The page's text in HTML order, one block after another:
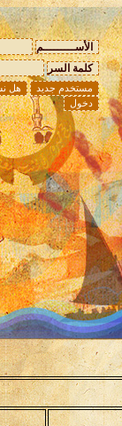
الأســـــــــم
كلمة السر